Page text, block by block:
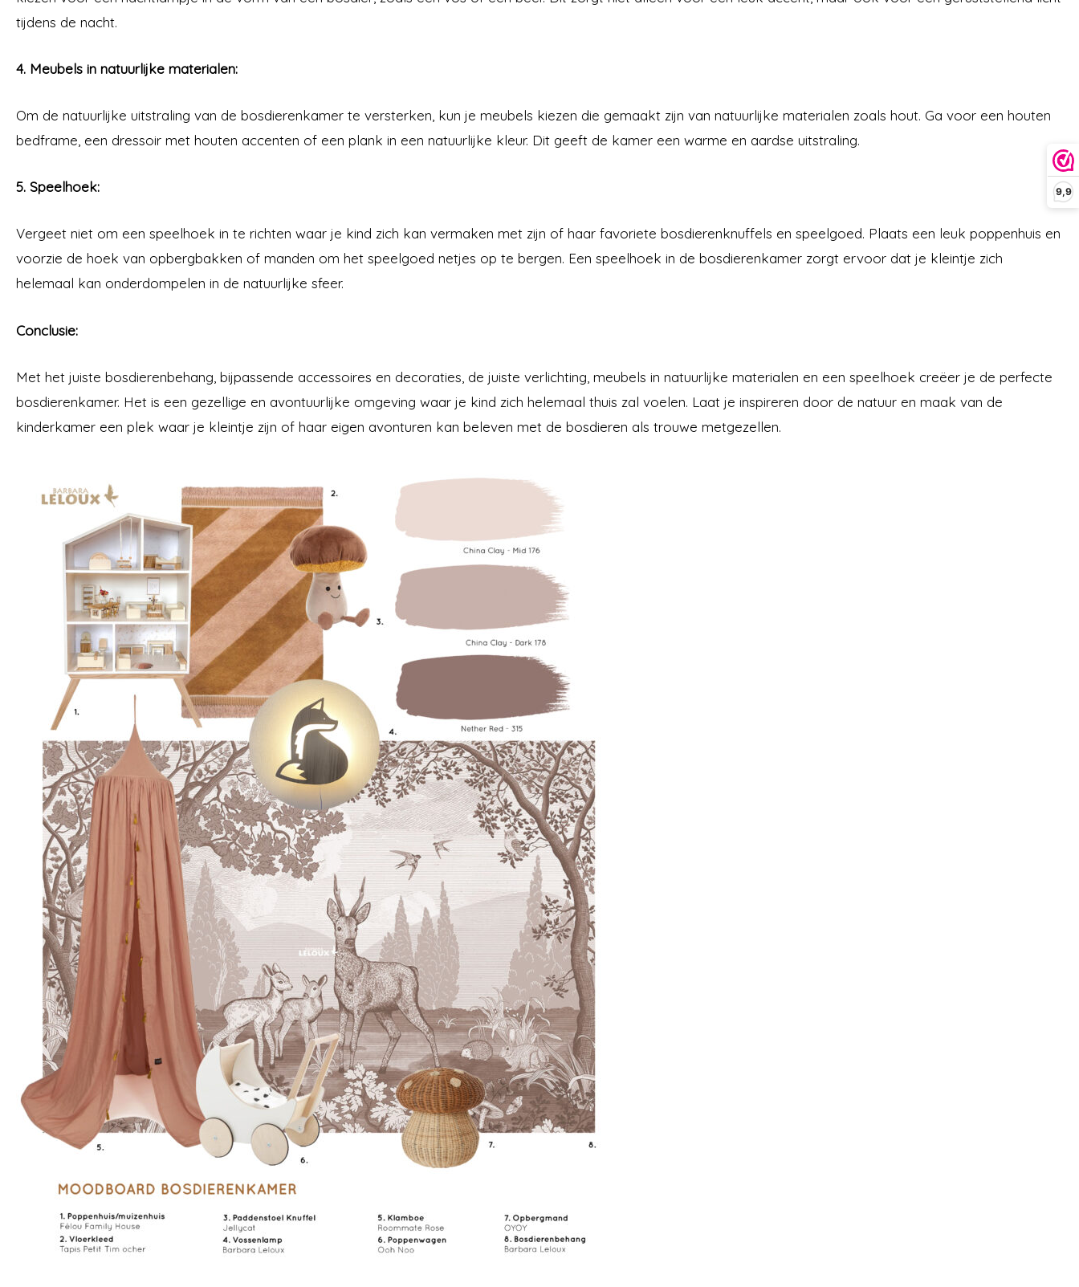
9,9
tijdens de nacht.
4. Meubels in natuurlijke materialen:
Om de natuurlijke uitstraling van de bosdierenkamer te versterken, kun je meubels kiezen die gemaakt zijn van natuurlijke materialen zoals hout. Ga voor een houten
bedframe, een dressoir met houten accenten of een plank in een natuurlijke kleur. Dit geeft de kamer een warme en aardse uitstraling.
5. Speelhoek:
Vergeet niet om een speelhoek in te richten waar je kind zich kan vermaken met zijn of haar favoriete bosdierenknuffels en speelgoed. Plaats een leuk poppenhuis en
voorzie de hoek van opbergbakken of manden om het speelgoed netjes op te bergen. Een speelhoek in de bosdierenkamer zorgt ervoor dat je kleintje zich
helemaal kan onderdompelen in de natuurlijke sfeer.
Conclusie:
Met het juiste bosdierenbehang, bijpassende accessoires en decoraties, de juiste verlichting, meubels in natuurlijke materialen en een speelhoek creëer je de perfecte
bosdierenkamer. Het is een gezellige en avontuurlijke omgeving waar je kind zich helemaal thuis zal voelen. Laat je inspireren door de natuur en maak van de
kinderkamer een plek waar je kleintje zijn of haar eigen avonturen kan beleven met de bosdieren als trouwe metgezellen.